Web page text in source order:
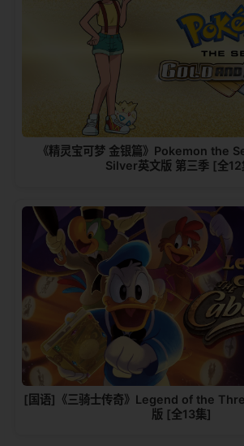
《精灵宝可梦 金银篇》Pokemon the
Silver英文版 第三季 [全12
[国语]《三骑士传奇》Legend of the
版 [全13集]